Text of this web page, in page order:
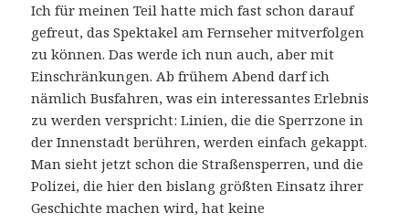
Ich für meinen Teil hatte mich fast schon darauf
gefreut, das Spektakel am Fernseher mitverfolgen
zu können. Das werde ich nun auch, aber mit
Einschränkungen. Ab frühem Abend darf ich
nämlich Busfahren, was ein interessantes Erlebnis
zu werden verspricht: Linien, die die Sperrzone in
der Innenstadt berühren, werden einfach gekappt.
Man sieht jetzt schon die Straßensperren, und die
Polizei, die hier den bislang größten Einsatz ihrer
Geschichte machen wird, hat keine